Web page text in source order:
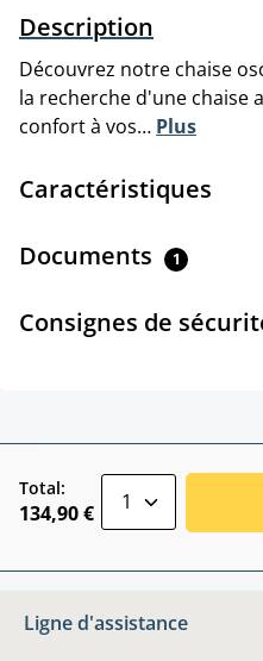
Description
Découvrez notre chaise
la recherche d'une chaise
confort à vos… Plus
Caractéristiques
Documents 1
Consignes de
Total:
134,90 €
Ligne d'assistance